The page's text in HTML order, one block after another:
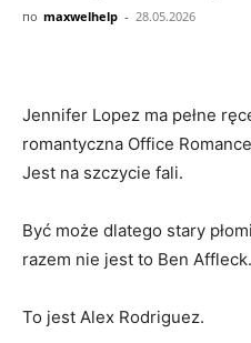
по maxwelhelp - 28.05.2026
Jennifer Lopez ma pełne
romantyczna Office
Jest na szczycie fali.
Być może dlatego stary
razem nie jest to Ben Affleck.
To jest Alex Rodriguez.